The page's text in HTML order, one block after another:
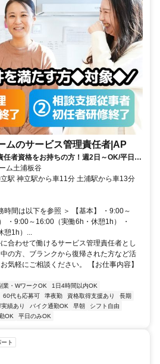
ムのサービス管理責任者|AP
任者資格をお持ちの方！週2日～OK/平日の
生活と無理なく両立◎
ム土浦板谷
交通アクセス 最寄駅：神立駅 神立駅から車11分 土浦駅から車13分
時間は以下を参照 ＞ 【基本】 ・9:00～
・9:00～16:00（実働6h・休憩1h） ・
1h）...
合わせて働けるサービス管理責任者とし
の方、ブランクから復帰された方など活
気軽にご相談ください。 【お仕事内容】
業・WワークOK
1日4時間以内OK
60代も応募可 準夜勤 資格取得支援あり
長期
績あり バイク通勤OK 早朝
シフト自由
OK 平日のみOK
ト